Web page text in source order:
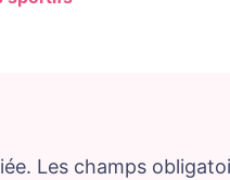
Les champs